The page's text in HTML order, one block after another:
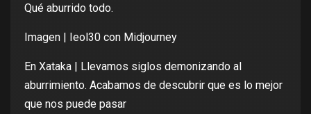
Qué aburrido todo.
Imagen | Ieol30 con Midjourney
En Xataka | Llevamos siglos demonizando al
aburrimiento. Acabamos de descubrir que es lo mejor
que nos puede pasar